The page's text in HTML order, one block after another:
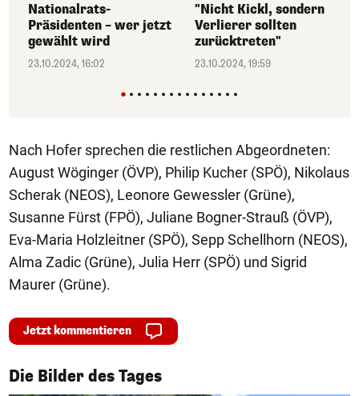
Nationalrats-
Präsidenten – wer jetzt
gewählt wird
23.10.2024, 16:02
"Nicht Kickl, sondern
Verlierer sollten
zurücktreten"
23.10.2024, 19:59
Nach Hofer sprechen die restlichen Abgeordneten:
August Wöginger (ÖVP), Philip Kucher (SPÖ), Nikolaus
Scherak (NEOS), Leonore Gewessler (Grüne),
Susanne Fürst (FPÖ), Juliane Bogner-Strauß (ÖVP),
Eva-Maria Holzleitner (SPÖ), Sepp Schellhorn (NEOS),
Alma Zadic (Grüne), Julia Herr (SPÖ) und Sigrid
Maurer (Grüne).
Jetzt kommentieren
Die Bilder des Tages
1/50